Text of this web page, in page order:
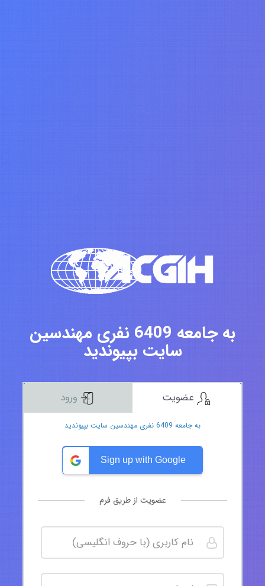
به جامعه 6409 نفری مهندسین
سایت بپیوندید
به جامعه 6409 نفری مهندسین سایت بپیوندید
Sign up with Google
عضویت از طریق فرم